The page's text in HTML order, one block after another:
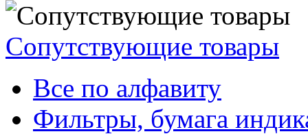
Сопутствующие товары
Все по алфавиту
Фильтры, бумага